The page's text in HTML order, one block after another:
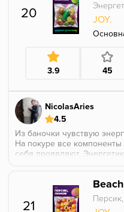
Вообщем аромат бомба
20 JOY.
3.9 45
NicolasAries
4.5
Из баночки чувствую
На покуре все
себя проявляют.
уже отмечали табак
поярче вкус, поэтому пол-
21